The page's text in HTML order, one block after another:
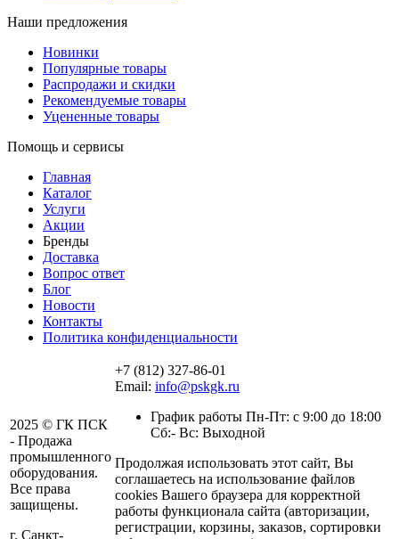
Наши предложения
Новинки
Популярные товары
Распродажи и скидки
Рекомендуемые товары
Уцененные товары
Помощь и сервисы
Главная
Каталог
Услуги
Акции
Бренды
Доставка
Вопрос ответ
Блог
Новости
Контакты
Политика конфиденциальности
2025 © ГК ПСК
- Продажа
промышленного
оборудования.
Все права
защищены.
г. Санкт-
+7 (812) 327-86-01
Email: info@pskgk.ru
График работы Пн-Пт: с 9:00 до 18:00
Сб:- Вс: Выходной
Продолжая использовать этот сайт, Вы
соглашаетесь на использование файлов
cookies Вашего браузера для корректной
работы функционала сайта (авторизации,
регистрации, корзины, заказов, сортировки